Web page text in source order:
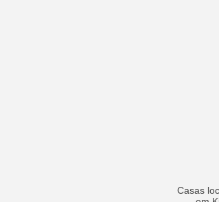
Casas